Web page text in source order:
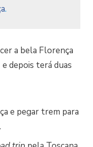
.
a bela Florença
depois terá duas
e pegar trem para